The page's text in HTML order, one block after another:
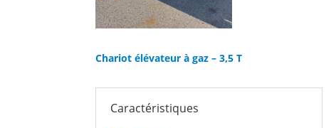
Chariot élévateur à gaz – 3,5 T
Caractéristiques